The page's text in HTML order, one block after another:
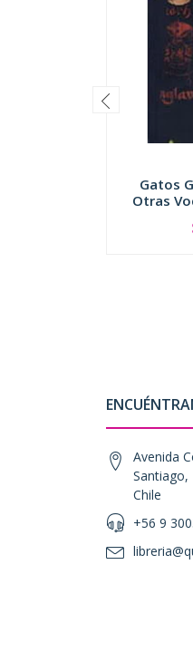
Gatos
Otras
Avenida
Chile
+56 9